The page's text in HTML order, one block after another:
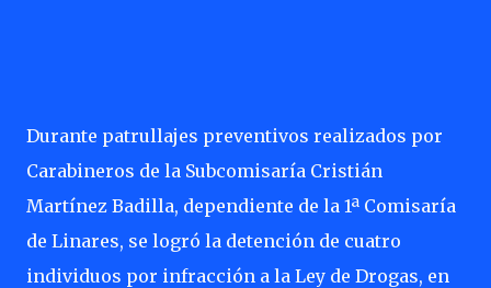
Durante patrullajes preventivos realizados por
Carabineros de la Subcomisaría Cristián
Martínez Badilla, dependiente de la 1ª Comisaría
de Linares, se logró la detención de cuatro
individuos por infracción a la Ley de Drogas, en